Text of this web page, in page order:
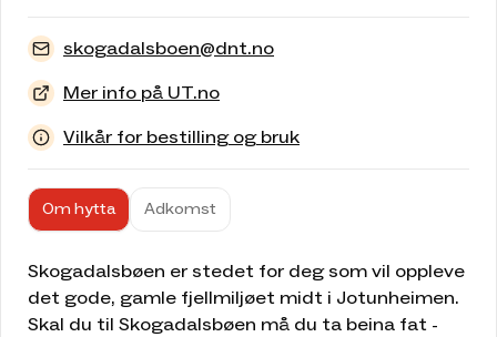
skogadalsboen@dnt.no
Mer info på UT.no
Vilkår for bestilling og bruk
Om hytta Adkomst
Skogadalsbøen er stedet for deg som vil oppleve
det gode, gamle fjellmiljøet midt i Jotunheimen.
Skal du til Skogadalsbøen må du ta beina fat -